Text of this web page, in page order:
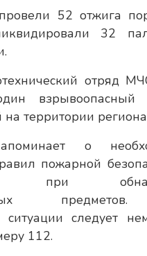
52 отжига
32
отряд
взрывоопасный
территории
о
пожарной
при
ситуации следует
112.